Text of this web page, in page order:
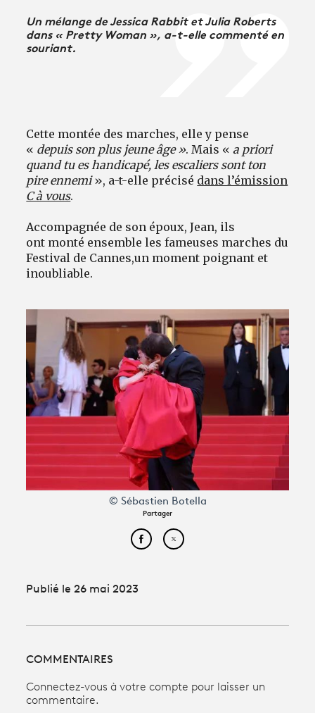
Un mélange de Jessica Rabbit et Julia Roberts
dans « Pretty Woman », a-t-elle commenté en
souriant.
Cette montée des marches, elle y pense
« depuis son plus jeune âge ». Mais «a priori
quand tu es handicapé, les escaliers sont ton
pire ennemi», a-t-elle précisé dans l’émission
C à vous.
Accompagnée de son époux, Jean, ils
ont monté ensemble les fameuses marches du
Festival de Cannes,un moment poignant et
inoubliable.
© Sébastien Botella
Partager
Partager cet article sur
Partager cet article sur
Publié le 26 mai 2023
COMMENTAIRES
Connectez-vous à votre compte pour laisser un
commentaire.